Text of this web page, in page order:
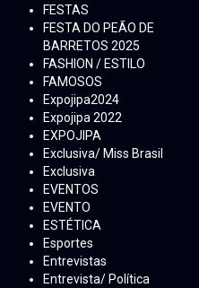
FESTAS
FESTA DO PEÃO DE
BARRETOS 2025
FASHION / ESTILO
FAMOSOS
Expojipa2024
Expojipa 2022
EXPOJIPA
Exclusiva/ Miss Brasil
Exclusiva
EVENTOS
EVENTO
ESTÉTICA
Esportes
Entrevistas
Entrevista/ Política